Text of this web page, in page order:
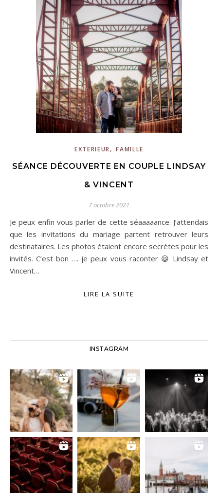
EXTERIEUR,FAMILLE
SÉANCE DÉCOUVERTE EN COUPLE LINDSAY
& VINCENT
7 octobre 2021
Je peux enfin vous parler de cette séaaaaance. J’attendais
que les invitations du mariage partent retrouver leurs
destinataires. Les photos étaient encore secrètes pour les
invités. C’est bon …. je peux vous raconter 😃 Lindsay et
Vincent…
LIRE LA SUITE
INSTAGRAM